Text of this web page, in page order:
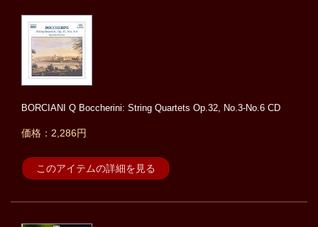
BORCIANI Q Boccherini: String Quartets Op.32, No.3-No.6 CD
価格：2,286円
このアイテムの詳細を見る